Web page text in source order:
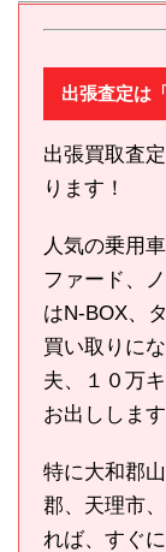
出張査定は
出張買取査
ります！
人気の乗用
ファード、
はN-BOX、
買い取りに
夫、１０万
お出しします
特に大和郡
郡、天理市
れば、すぐ